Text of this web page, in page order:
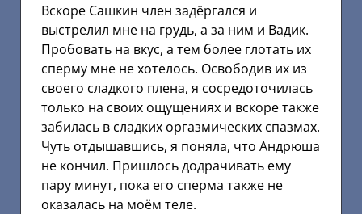
Вскоре Сашкин член задёргался и
выстрелил мне на грудь, а за ним и Вадик.
Пробовать на вкус, а тем более глотать их
сперму мне не хотелось. Освободив их из
своего сладкого плена, я сосредоточилась
только на своих ощущениях и вскоре также
забилась в сладких оргазмических спазмах.
Чуть отдышавшись, я поняла, что Андрюша
не кончил. Пришлось додрачивать ему
пару минут, пока его сперма также не
оказалась на моём теле.